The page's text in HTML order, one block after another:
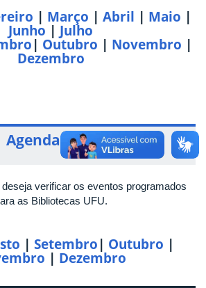
| Março | Abril | Maio |
Junho | Julho
| Outubro | Novembro |
Dezembro
Agenda 2023
verificar os eventos programados
as Bibliotecas UFU.
| Setembro| Outubro |
| Dezembro